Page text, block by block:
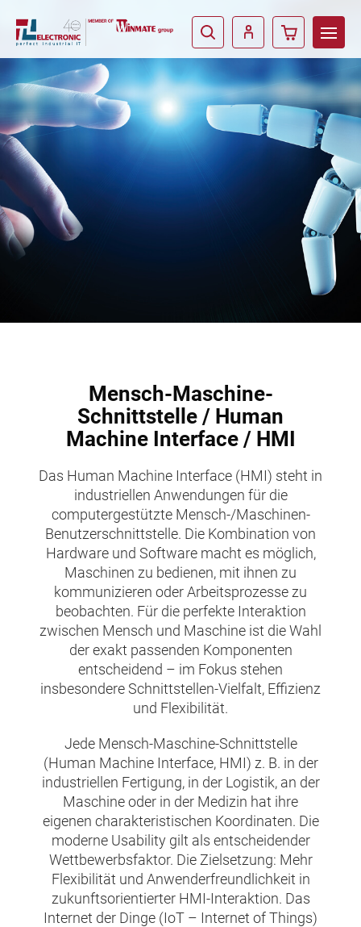
Mensch-Maschine-
Schnittstelle / Human
Machine Interface / HMI
Das Human Machine Interface (HMI) steht in
industriellen Anwendungen für die
computergestützte Mensch-/Maschinen-
Benutzerschnittstelle. Die Kombination von
Hardware und Software macht es möglich,
Maschinen zu bedienen, mit ihnen zu
kommunizieren oder Arbeitsprozesse zu
beobachten. Für die perfekte Interaktion
zwischen Mensch und Maschine ist die Wahl
der exakt passenden Komponenten
entscheidend – im Fokus stehen
insbesondere Schnittstellen-Vielfalt, Effizienz
und Flexibilität.
Jede Mensch-Maschine-Schnittstelle
(Human Machine Interface, HMI) z. B. in der
industriellen Fertigung, in der Logistik, an der
Maschine oder in der Medizin hat ihre
eigenen charakteristischen Koordinaten. Die
moderne Usability gilt als entscheidender
Wettbewerbsfaktor. Die Zielsetzung: Mehr
Flexibilität und Anwenderfreundlichkeit in
zukunftsorientierter HMI-Interaktion. Das
Internet der Dinge (IoT – Internet of Things)